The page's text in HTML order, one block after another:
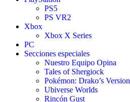
PS5
PS VR2
Xbox
Xbox X Series
PC
Secciones especiales
Nuestro Equipo Opina
Tales of Shergiock
Pokémon: Drako’s Version
Ubiverse Worlds
Rincón Gust